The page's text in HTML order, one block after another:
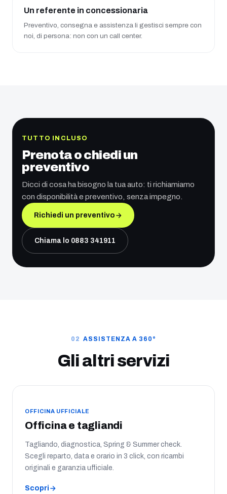
Un referente in concessionaria
Preventivo, consegna e assistenza li gestisci sempre con
noi, di persona: non con un call center.
TUTTO INCLUSO
Prenota o chiedi un
preventivo
Dicci di cosa ha bisogno la tua auto: ti richiamiamo
con disponibilità e preventivo, senza impegno.
Richiedi un preventivo
Chiama lo 0883 341911
ASSISTENZA A 360°
Gli altri servizi
OFFICINA UFFICIALE
Officina e tagliandi
Tagliando, diagnostica, Spring & Summer check.
Scegli reparto, data e orario in 3 click, con ricambi
originali e garanzia ufficiale.
Scopri